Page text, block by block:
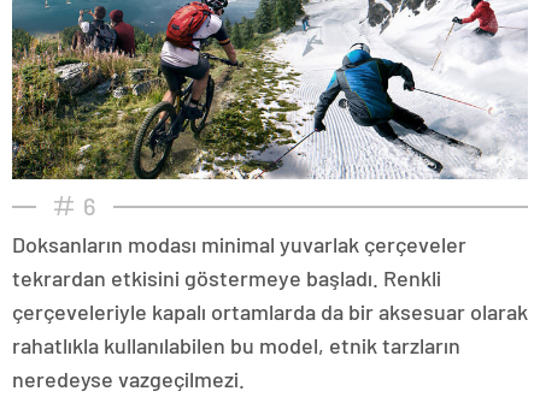
6
Doksanların modası minimal yuvarlak çerçeveler
tekrardan etkisini göstermeye başladı. Renkli
çerçeveleriyle kapalı ortamlarda da bir aksesuar olarak
rahatlıkla kullanılabilen bu model, etnik tarzların
neredeyse vazgeçilmezi.